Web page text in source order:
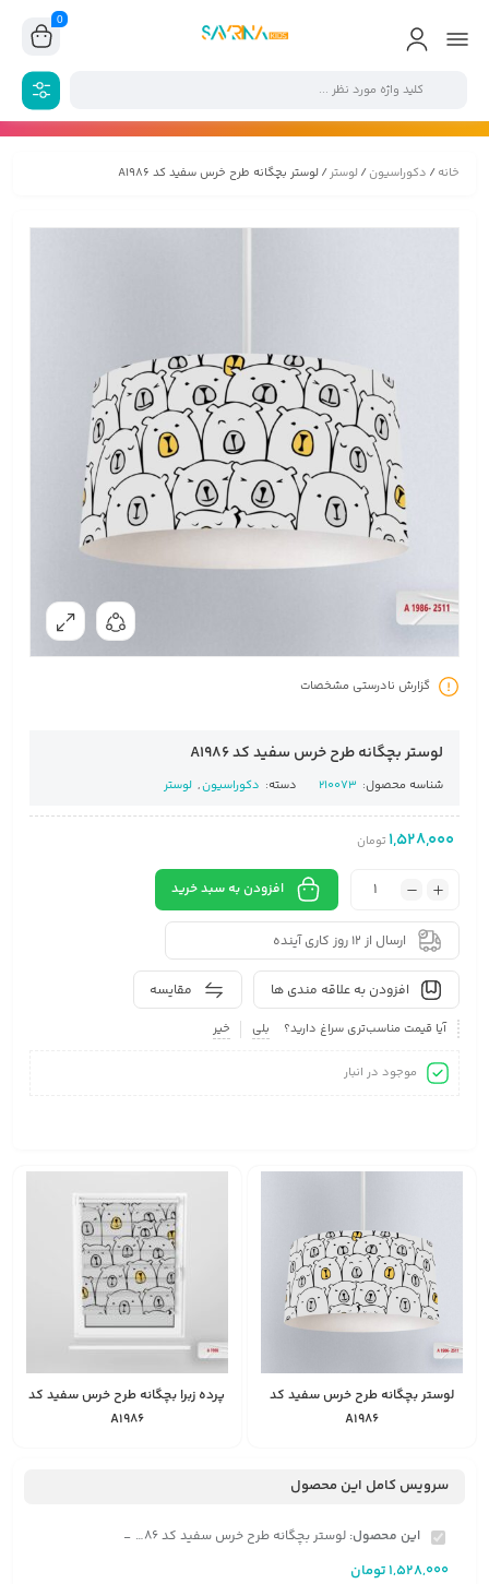
0
خانه/ دکوراسیون/ لوستر/ لوستر بچگانه طرح خرس سفید کد A1986
گزارش نادرستی مشخصات
لوستر بچگانه طرح خرس سفید کد A1986
شناسه محصول: 210073 دسته: دکوراسیون, لوستر
1,528,000 تومان
افزودن به سبد خرید
ارسال از 12 روز کاری آینده
مقایسه افزودن به علاقه مندی ها
آیا قیمت مناسب‌تری سراغ دارید؟ بلی خیر
موجود در انبار
لوستر بچگانه طرح خرس سفید کد
A1986
پرده زبرا بچگانه طرح خرس سفید کد
A1986
سرویس کامل این محصول
این محصول: لوستر بچگانه طرح خرس سفید کد A1986 -
1,528,000تومان